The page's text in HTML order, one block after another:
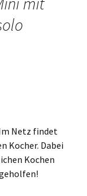
Netz findet
Kocher. Dabei
Kochen